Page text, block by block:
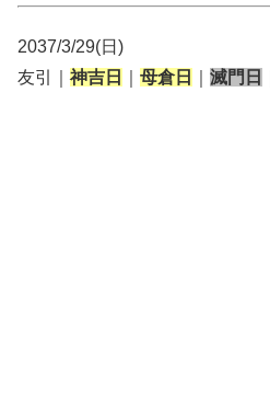
2037/3/29(日)
友引｜ 神吉日 母倉日 滅門日